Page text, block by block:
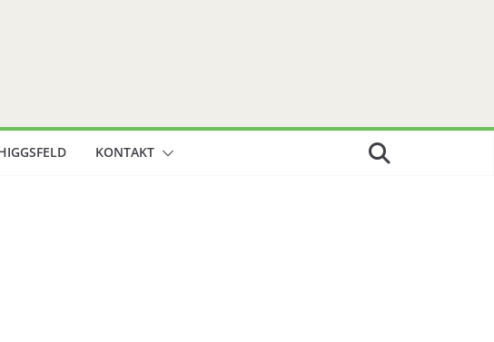
KONTAKT